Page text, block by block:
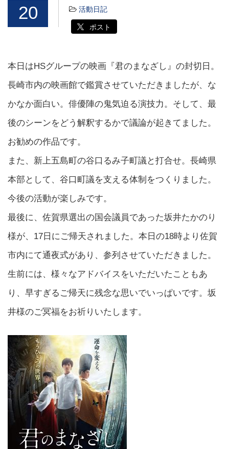
20 活動日記
ポスト
本日はHSグループの映画『君のまなざし』の封切日。
長崎市内の映画館で鑑賞させていただきましたが、な
かなか面白い。俳優陣の鬼気迫る演技力。そして、最
後のシーンをどう解釈するかで議論が起きてました。
お勧めの作品です。
また、新上五島町の谷口るみ子町議と打合せ。長崎県
本部として、谷口町議を支える体制をつくりました。
今後の活動が楽しみです。
最後に、佐賀県選出の国会議員であった坂井たかのり
様が、17日にご帰天されました。本日の18時より佐賀
市内にて通夜式があり、参列させていただきました。
生前には、様々なアドバイスをいただいたこともあ
り、早すぎるご帰天に残念な思いでいっぱいです。坂
井様のご冥福をお祈りいたします。